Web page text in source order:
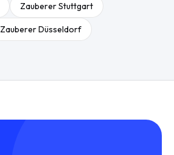
ZaubererStuttgart
ZaubererDüsseldorf